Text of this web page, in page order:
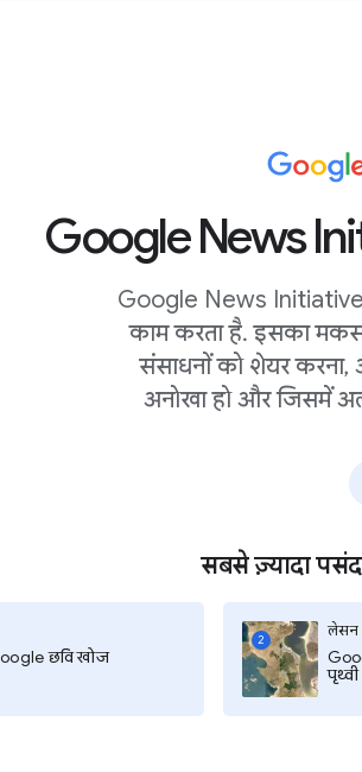
Google News
Google News
काम करता है. इसका
संसाधनों को शेयर करना,
अनोखा हो और जिसमें
सबसे ज़्यादा
छवि खोज
2
लेसन
ढूँढ़ें।
सर्वेक्षण किया है, लेकिन आप 1995
तरीके हैं। पहला आपकी नियमित
दें कि यह 1970 से पहले की अनुकूलित
के पीछे सामग्री से लिंक नहीं करता।
स्कैन किए गए समाचार पत्र आलेख खोज सकते हैं।
newspapers, और फिर वह खोज शब्द टाइप करें,
newspapers "NASA मंगल ग्रह पर आदमी
आलेख को लाना चाहिए।